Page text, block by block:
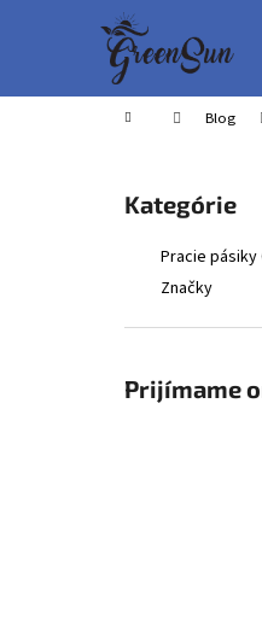
Domov Blog
Preskočiť
kategórie
Kategórie
Pracie pásiky
Značky
Prijímame
í
Späť
do
Späť
do